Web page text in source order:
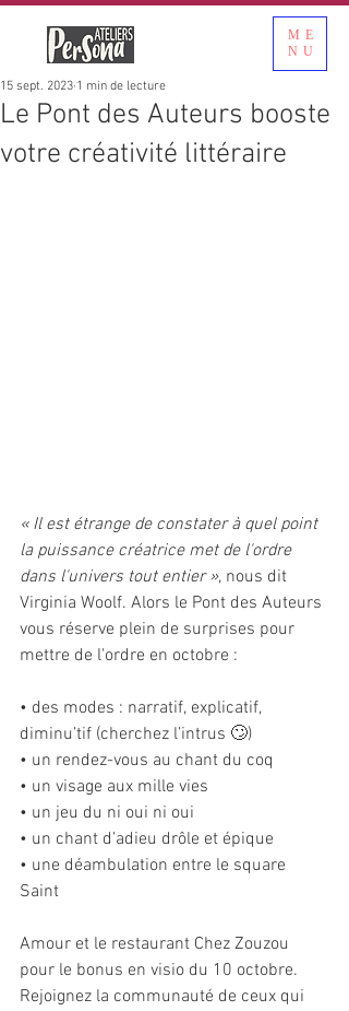
ME
NU
Le Pont des Auteurs booste
votre créativité littéraire
15 sept. 2023 1 min de lecture
« Il est étrange de constater à quel point
la puissance créatrice met de l'ordre
dans l'univers tout entier », nous dit
Virginia Woolf. Alors le Pont des Auteurs
vous réserve plein de surprises pour
mettre de l'ordre en octobre :
• des modes : narratif, explicatif,
diminu’tif (cherchez l’intrus 🙄)
• un rendez-vous au chant du coq
• un visage aux mille vies
• un jeu du ni oui ni oui
• un chant d’adieu drôle et épique
• une déambulation entre le square
Saint
Amour et le restaurant Chez Zouzou
pour le bonus en visio du 10 octobre.
Rejoignez la communauté de ceux qui